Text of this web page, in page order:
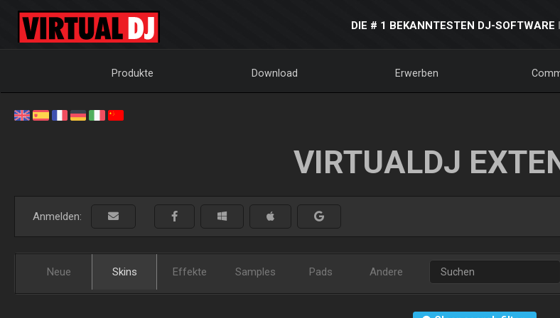
DIE # 1 BEKANNTESTEN DJ-SOFTWARE
Produkte Download Erwerben
VIRTUALDJ
Anmelden:
Neue Skins Effekte Samples Pads Andere